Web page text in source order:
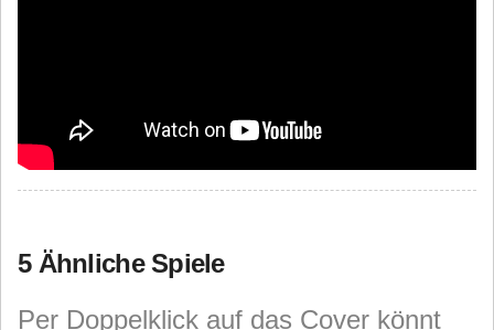
5 Ähnliche Spiele
Per Doppelklick auf das Cover könnt